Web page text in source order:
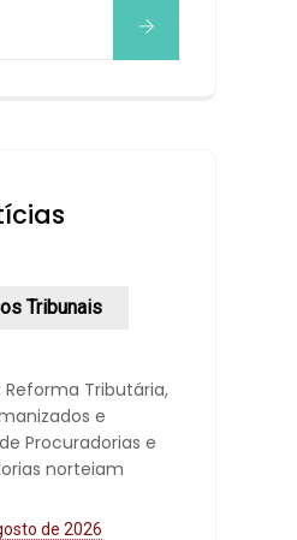
Tribunais
Reforma Tributária,
e
Procuradorias e
norteiam
de 2026